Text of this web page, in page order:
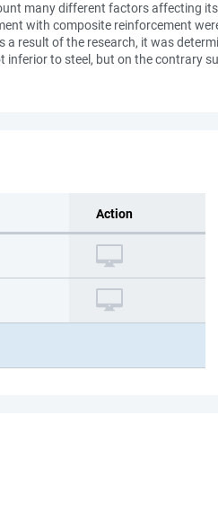
many different factors affecting
with composite reinforcement
result of the research, it was
to steel, but on the contrary
Action